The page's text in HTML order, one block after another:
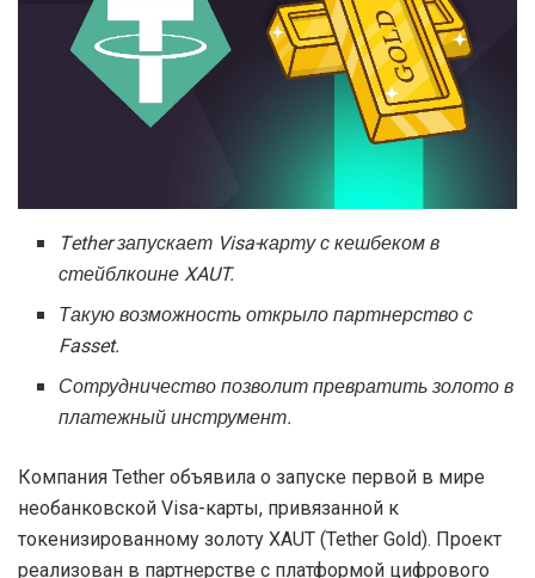
Tether запускает Visa-карту с кешбеком в
стейблкоине XAUT.
Такую возможность открыло партнерство с
Fasset.
Сотрудничество позволит превратить золото в
платежный инструмент.
Компания Tether объявила о запуске первой в мире
необанковской Visa-карты, привязанной к
токенизированному золоту XAUT (Tether Gold). Проект
реализован в партнерстве с платформой цифрового